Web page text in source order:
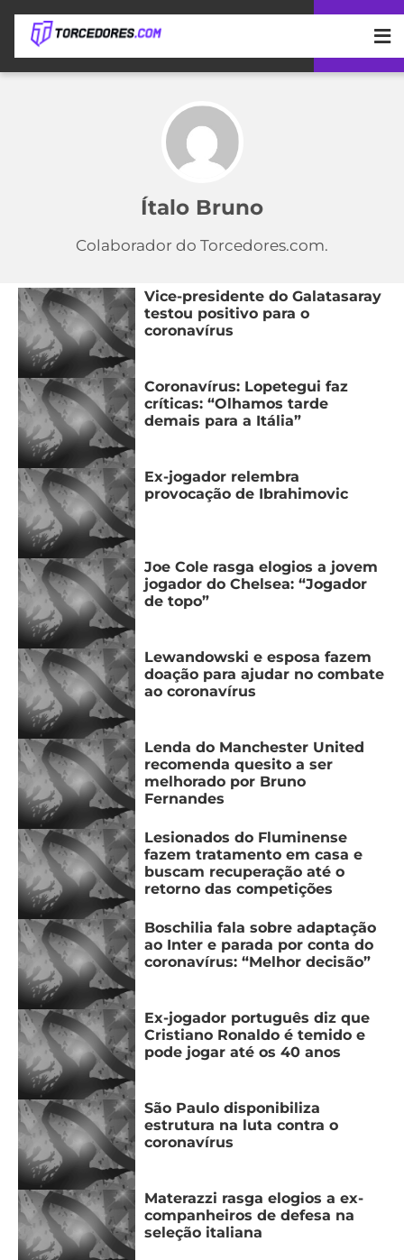
APOSTAS
MELHORES
SITES
DE
2026
CÓDIGO
PROMOCIONAL
BETBOOM
CÓDIGO
DE
INDICAÇÃO
BET365
CÓDIGO
BETANO
MELHORES
APPS
DE
APOSTAS
CASSINOS
ONLINE
MELHORES
CASSINOS
ONLINE
2026
MEU
TIME
PALMEIRAS
CORINTHIANS
SÃO
PAULO
SANTOS
FLAMENGO
FLUMINENSE
BOTAFOGO
VASCO
INTERNACIONAL
GRÊMIO
ATLÉTICO
MG
CRUZEIRO
CAMPEONATOS
BRASILEIRÃO
SÉRIE
A
LIBERTADORES
COPA
DO
BRASIL
PREMIER
LEAGUE
COPA
SUL-
AMERICANA
LIGA
DOS
CAMPEÕES
LALIGA
MÍDIA
ESPORTIVA
MERCADO
DA
BOLA
PALPITES
Ítalo Bruno
Colaborador do Torcedores.com.
Vice-presidente do Galatasaray
testou positivo para o
coronavírus
Coronavírus: Lopetegui faz
críticas: “Olhamos tarde
demais para a Itália”
Ex-jogador relembra
provocação de Ibrahimovic
Joe Cole rasga elogios a jovem
jogador do Chelsea: “Jogador
de topo”
Lewandowski e esposa fazem
doação para ajudar no combate
ao coronavírus
Lenda do Manchester United
recomenda quesito a ser
melhorado por Bruno
Fernandes
Lesionados do Fluminense
fazem tratamento em casa e
buscam recuperação até o
retorno das competições
Boschilia fala sobre adaptação
ao Inter e parada por conta do
coronavírus: “Melhor decisão”
Ex-jogador português diz que
Cristiano Ronaldo é temido e
pode jogar até os 40 anos
São Paulo disponibiliza
estrutura na luta contra o
coronavírus
Materazzi rasga elogios a ex-
companheiros de defesa na
seleção italiana